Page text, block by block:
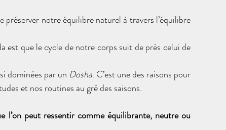
préserver notre équilibre naturel à travers l’équilibre
est que le cycle de notre corps suit de près celui de
dominées par un Dosha. C’est une des raisons pour
et nos routines au gré des saisons.
l’on peut ressentir comme équilibrante, neutre ou